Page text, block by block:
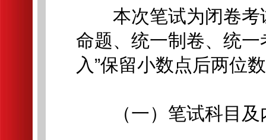
本次笔试为闭卷考
命题、统一制卷、统
入”保留小数点后两位
（一）笔试科目及